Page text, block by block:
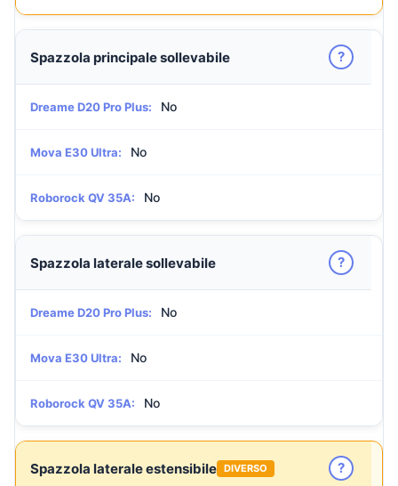
Spazzola principale sollevabile ?
Dreame D20 Pro Plus: No
Mova E30 Ultra: No
Roborock QV 35A: No
Spazzola laterale sollevabile ?
Dreame D20 Pro Plus: No
Mova E30 Ultra: No
Roborock QV 35A: No
Spazzola laterale estensibile DIVERSO ?